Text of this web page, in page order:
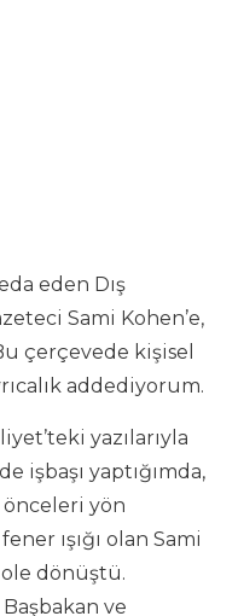
eden Dış
Sami Kohen’e,
çerçevede kişisel
addediyorum.
yazılarıyla
işbaşı yaptığımda,
önceleri yön
ışığı olan Sami
dönüştü.
ve